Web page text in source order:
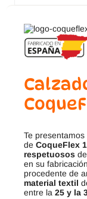
Te
de CoqueFlex
respetuosos
en su
procedente de
material textil
entre la 25 y la